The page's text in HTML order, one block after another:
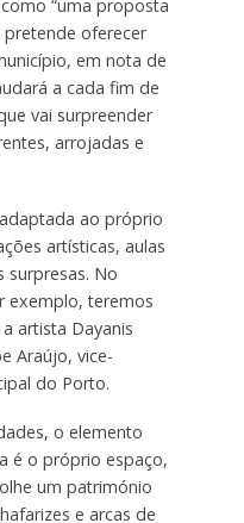
“uma proposta
oferecer
em nota de
a cada fim de
vai surpreender
arrojadas e
ao próprio
artísticas, aulas
surpresas. No
exemplo, teremos
artista Dayanis
Araújo, vice-
do Porto.
o elemento
é o próprio espaço,
um património
e arcas de